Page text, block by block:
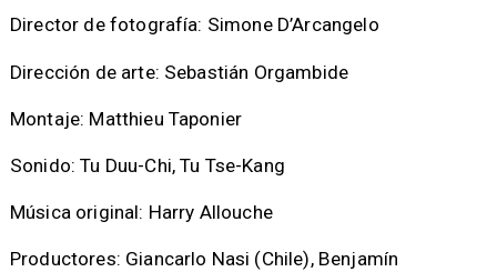
Director de fotografía: Simone D’Arcangelo
Dirección de arte: Sebastián Orgambide
Montaje: Matthieu Taponier
Sonido: Tu Duu-Chi, Tu Tse-Kang
Música original: Harry Allouche
Productores: Giancarlo Nasi (Chile), Benjamín